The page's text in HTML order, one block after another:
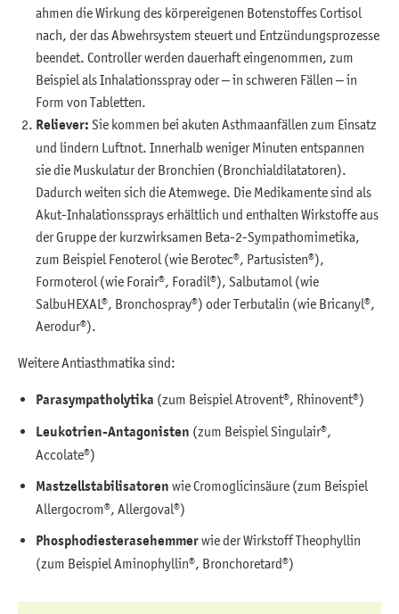
ahmen die Wirkung des körpereigenen Botenstoffes Cortisol
nach, der das Abwehrsystem steuert und Entzündungsprozesse
beendet. Controller werden dauerhaft eingenommen, zum
Beispiel als Inhalationsspray oder – in schweren Fällen – in
Form von Tabletten.
Reliever: Sie kommen bei akuten Asthmaanfällen zum Einsatz
und lindern Luftnot. Innerhalb weniger Minuten entspannen
sie die Muskulatur der Bronchien (Bronchialdilatatoren).
Dadurch weiten sich die Atemwege. Die Medikamente sind als
Akut-Inhalationssprays erhältlich und enthalten Wirkstoffe aus
der Gruppe der kurzwirksamen Beta-2-Sympathomimetika,
zum Beispiel Fenoterol (wie Berotec®, Partusisten®),
Formoterol (wie Forair®, Foradil®), Salbutamol (wie
SalbuHEXAL®, Bronchospray®) oder Terbutalin (wie Bricanyl®,
Aerodur®).
Weitere Antiasthmatika sind:
Parasympatholytika (zum Beispiel Atrovent®, Rhinovent®)
Leukotrien-Antagonisten (zum Beispiel Singulair®,
Accolate®)
Mastzellstabilisatoren wie Cromoglicinsäure (zum Beispiel
Allergocrom®, Allergoval®)
Phosphodiesterasehemmerwie der Wirkstoff Theophyllin
(zum Beispiel Aminophyllin®, Bronchoretard®)